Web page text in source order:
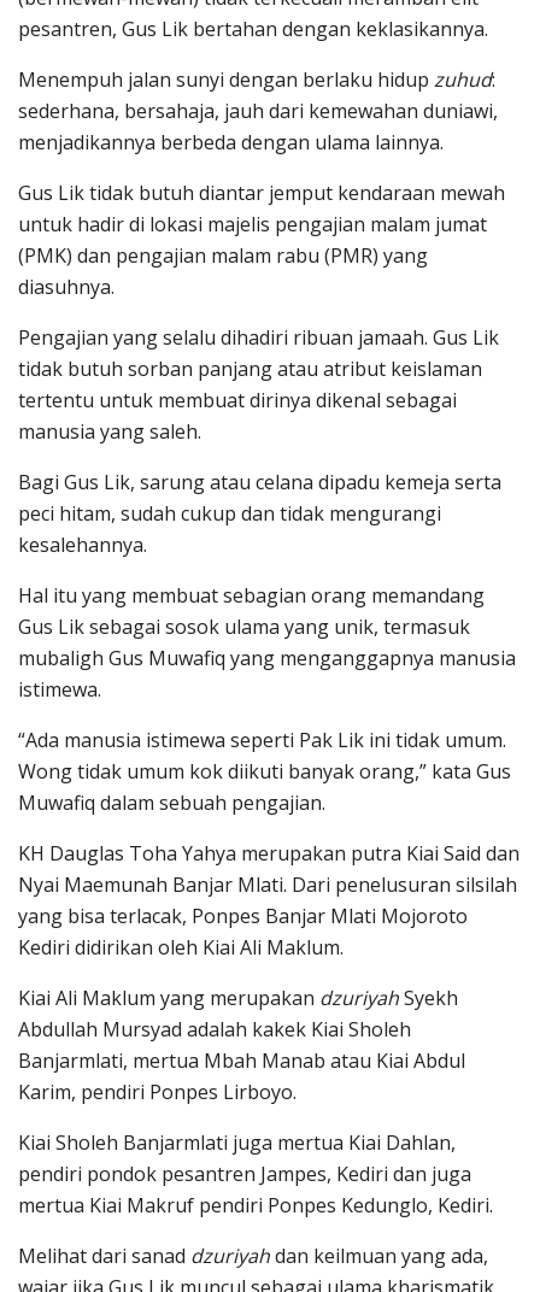
pesantren, Gus Lik bertahan dengan keklasikannya.
Menempuh jalan sunyi dengan berlaku hidup zuhud:
sederhana, bersahaja, jauh dari kemewahan duniawi,
menjadikannya berbeda dengan ulama lainnya.
Gus Lik tidak butuh diantar jemput kendaraan mewah
untuk hadir di lokasi majelis pengajian malam jumat
(PMK) dan pengajian malam rabu (PMR) yang
diasuhnya.
Pengajian yang selalu dihadiri ribuan jamaah. Gus Lik
tidak butuh sorban panjang atau atribut keislaman
tertentu untuk membuat dirinya dikenal sebagai
manusia yang saleh.
Bagi Gus Lik, sarung atau celana dipadu kemeja serta
peci hitam, sudah cukup dan tidak mengurangi
kesalehannya.
Hal itu yang membuat sebagian orang memandang
Gus Lik sebagai sosok ulama yang unik, termasuk
mubaligh Gus Muwafiq yang menganggapnya manusia
istimewa.
“Ada manusia istimewa seperti Pak Lik ini tidak umum.
Wong tidak umum kok diikuti banyak orang,” kata Gus
Muwafiq dalam sebuah pengajian.
KH Dauglas Toha Yahya merupakan putra Kiai Said dan
Nyai Maemunah Banjar Mlati. Dari penelusuran silsilah
yang bisa terlacak, Ponpes Banjar Mlati Mojoroto
Kediri didirikan oleh Kiai Ali Maklum.
Kiai Ali Maklum yang merupakan dzuriyahSyekh
Abdullah Mursyad adalah kakek Kiai Sholeh
Banjarmlati, mertua Mbah Manab atau Kiai Abdul
Karim, pendiri Ponpes Lirboyo.
Kiai Sholeh Banjarmlati juga mertua Kiai Dahlan,
pendiri pondok pesantren Jampes, Kediri dan juga
mertua Kiai Makruf pendiri Ponpes Kedunglo, Kediri.
Melihat dari sanad dzuriyahdan keilmuan yang ada,